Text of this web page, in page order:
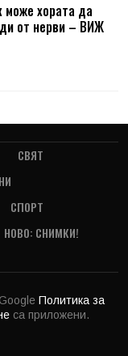
може хората да
от нерви – ВИЖ
СВЯТ
СПОРТ
НОВО: СНИМКИ!
Политика за
са приложени.